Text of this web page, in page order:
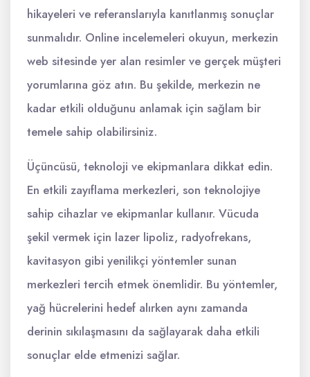
hikayeleri ve referanslarıyla kanıtlanmış sonuçlar
sunmalıdır. Online incelemeleri okuyun, merkezin
web sitesinde yer alan resimler ve gerçek müşteri
yorumlarına göz atın. Bu şekilde, merkezin ne
kadar etkili olduğunu anlamak için sağlam bir
temele sahip olabilirsiniz.
Üçüncüsü, teknoloji ve ekipmanlara dikkat edin.
En etkili zayıflama merkezleri, son teknolojiye
sahip cihazlar ve ekipmanlar kullanır. Vücuda
şekil vermek için lazer lipoliz, radyofrekans,
kavitasyon gibi yenilikçi yöntemler sunan
merkezleri tercih etmek önemlidir. Bu yöntemler,
yağ hücrelerini hedef alırken aynı zamanda
derinin sıkılaşmasını da sağlayarak daha etkili
sonuçlar elde etmenizi sağlar.